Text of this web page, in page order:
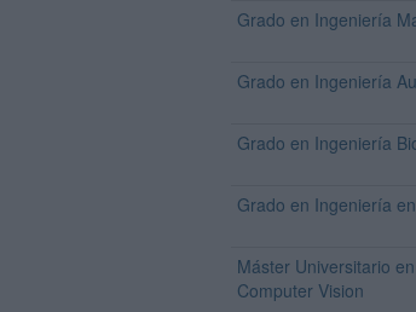
Grado en Ingeniería
Grado en Ingeniería
Grado en Ingeniería
Grado en Ingeniería
Máster Universitario
Computer Vision